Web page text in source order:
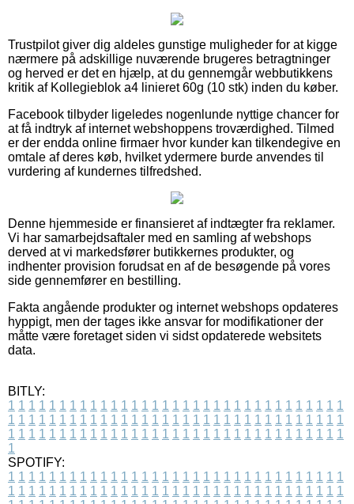
Trustpilot giver dig aldeles gunstige muligheder for at kigge
nærmere på adskillige nuværende brugeres betragtninger
og herved er det en hjælp, at du gennemgår webbutikkens
kritik af Kollegieblok a4 linieret 60g (10 stk) inden du køber.
Facebook tilbyder ligeledes nogenlunde nyttige chancer for
at få indtryk af internet webshoppens troværdighed. Tilmed
er der endda online firmaer hvor kunder kan tilkendegive en
omtale af deres køb, hvilket ydermere burde anvendes til
vurdering af kundernes tilfredshed.
Denne hjemmeside er finansieret af indtægter fra reklamer.
Vi har samarbejdsaftaler med en samling af webshops
derved at vi markedsfører butikkernes produkter, og
indhenter provision forudsat en af de besøgende på vores
side gennemfører en bestilling.
Fakta angående produkter og internet webshops opdateres
hyppigt, men der tages ikke ansvar for modifikationer der
måtte være foretaget siden vi sidst opdaterede websitets
data.
BITLY:
1 1 1 1 1 1 1 1 1 1 1 1 1 1 1 1 1 1 1 1 1 1 1 1 1 1 1 1 1 1 1 1 1
1 1 1 1 1 1 1 1 1 1 1 1 1 1 1 1 1 1 1 1 1 1 1 1 1 1 1 1 1 1 1 1 1
1 1 1 1 1 1 1 1 1 1 1 1 1 1 1 1 1 1 1 1 1 1 1 1 1 1 1 1 1 1 1 1 1
1
SPOTIFY:
1 1 1 1 1 1 1 1 1 1 1 1 1 1 1 1 1 1 1 1 1 1 1 1 1 1 1 1 1 1 1 1 1
1 1 1 1 1 1 1 1 1 1 1 1 1 1 1 1 1 1 1 1 1 1 1 1 1 1 1 1 1 1 1 1 1